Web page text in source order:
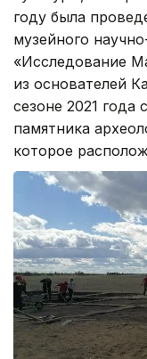
году была
музейного
«Исследование
из основателей
сезоне 2021 года
памятника
которое